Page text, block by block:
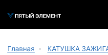
Главная
КАТУШКА